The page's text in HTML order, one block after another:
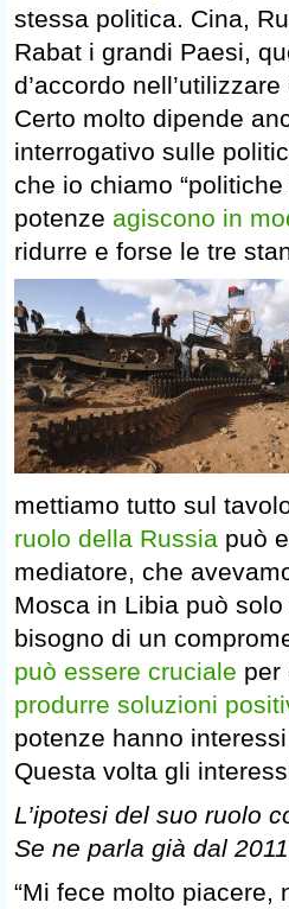
stessa politica. Cina,
Rabat i grandi Paesi,
d’accordo
Certo molto dipende
interrogativo sulle
che io chiamo
potenze agiscono in
ridurre e forse le tre
mettiamo tutto sul
ruolo della Russia può
mediatore, che
Mosca in Libia può
bisogno di un
può essere cruciale per
produrre soluzioni
potenze hanno
Questa volta gli
L’ipotesi del suo ruolo
Se ne parla già dal
“Mi fece molto piacere,